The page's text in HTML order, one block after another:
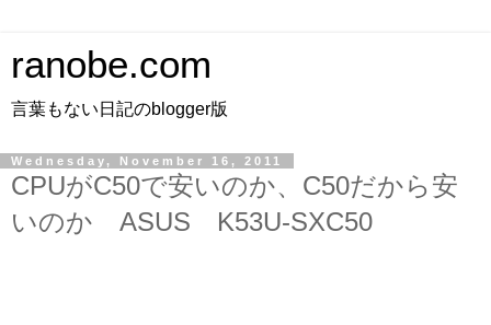
ranobe.com
言葉もない日記のblogger版
Wednesday, November 16, 2011
CPUがC50で安いのか、C50だから安
いのか ASUS K53U-SXC50